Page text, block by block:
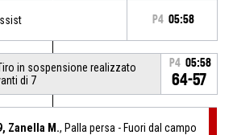
P4 05:58
in sospensione realizzato
di 7
P4 05:58
64-57
Zanella M., Palla persa - Fuori dal campo